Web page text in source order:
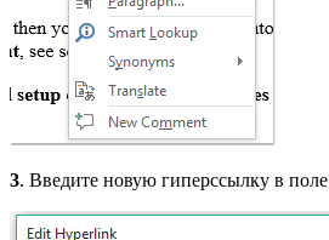
3. Введите новую гиперссылку в поле